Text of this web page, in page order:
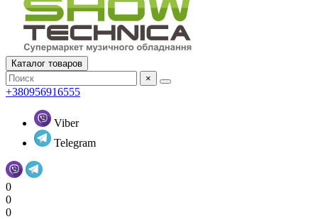
Каталог товаров
×
+380956916555
Viber
Telegram
0
0
0